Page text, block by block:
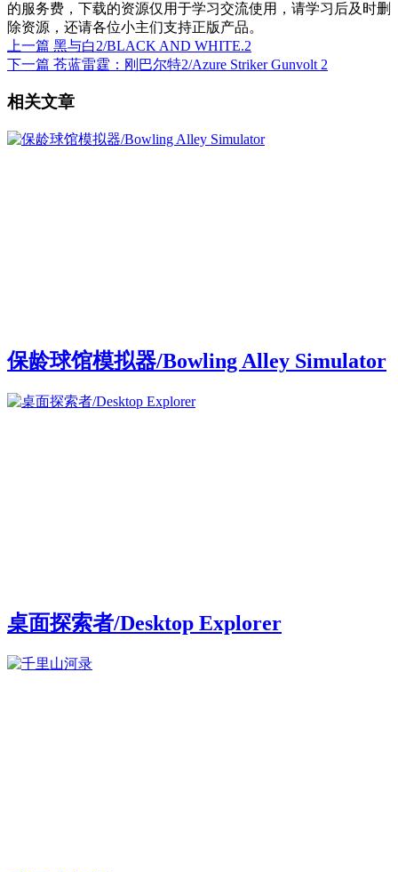
的服务费，下载的资源仅用于学习交流使用，请学习后及时删
除资源，还请各位小主们支持正版产品。
上一篇 黑与白2/BLACK AND WHITE.2
下一篇 苍蓝雷霆：刚巴尔特2/Azure Striker Gunvolt 2
相关文章
保龄球馆模拟器/Bowling Alley Simulator
桌面探索者/Desktop Explorer